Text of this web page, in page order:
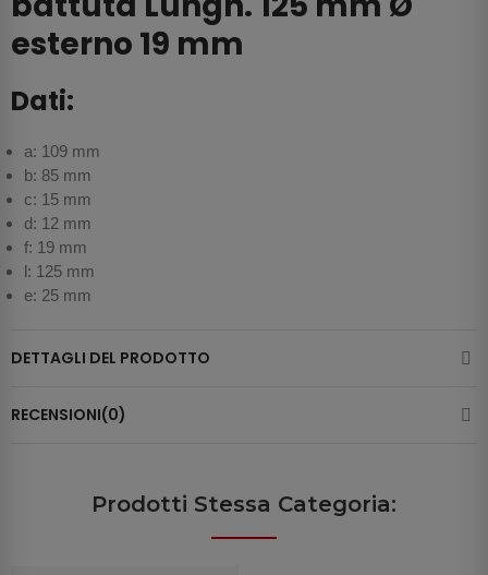
esterno 19 mm
Dati:
a: 109 mm
b: 85 mm
c: 15 mm
d: 12 mm
f: 19 mm
l: 125 mm
e: 25 mm
DETTAGLI DEL PRODOTTO
RECENSIONI(0)
Prodotti Stessa Categoria: